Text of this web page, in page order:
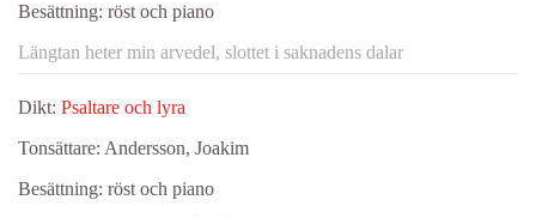
Besättning: röst och piano
Längtan heter min arvedel, slottet i saknadens dalar
Dikt: Psaltare och lyra
Tonsättare: Andersson, Joakim
Besättning: röst och piano